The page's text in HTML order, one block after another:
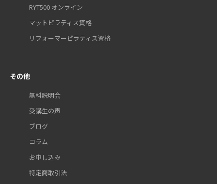
RYT500 オンライン
マットピラティス資格
リフォーマーピラティス資格
その他
無料説明会
受講生の声
ブログ
コラム
お申し込み
特定商取引法